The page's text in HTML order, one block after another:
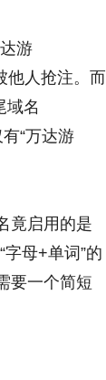
游
他人抢注。而
域名
“万达游
竟启用的是
母+单词”的
要一个简短